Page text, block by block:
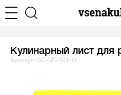
Кулинарный лист для
Артикул: SC-MT-101-G